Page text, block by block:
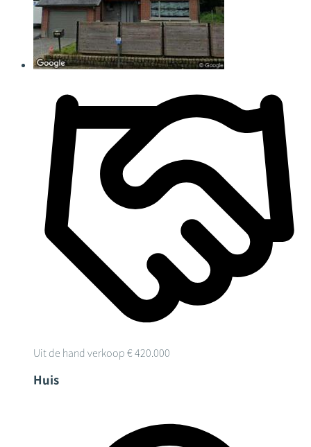
Uit de hand verkoop € 420.000
Huis